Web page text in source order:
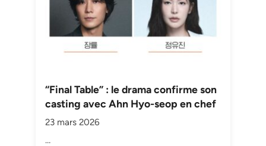
“Final Table” : le drama confirme son
casting avec Ahn Hyo-seop en chef
23 mars 2026
…